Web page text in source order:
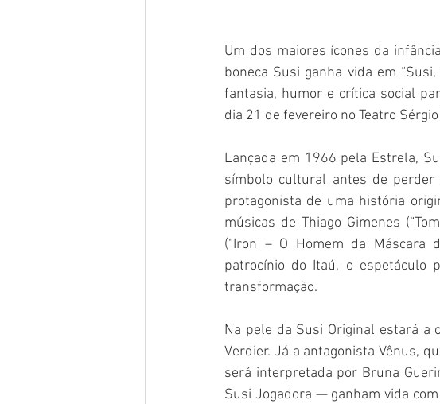
Um dos maiores ícones da
boneca Susi ganha vida em
fantasia, humor e crítica social
dia 21 de fevereiro no Teatro
Lançada em 1966 pela Estrela,
símbolo cultural antes de perder
protagonista de uma história
músicas de Thiago Gimenes
(“Iron – O Homem da Máscara
patrocínio do Itaú, o espetáculo
transformação.
Na pele da Susi Original estará a
Verdier. Já a antagonista Vênus,
será interpretada por Bruna
Susi Jogadora — ganham vida